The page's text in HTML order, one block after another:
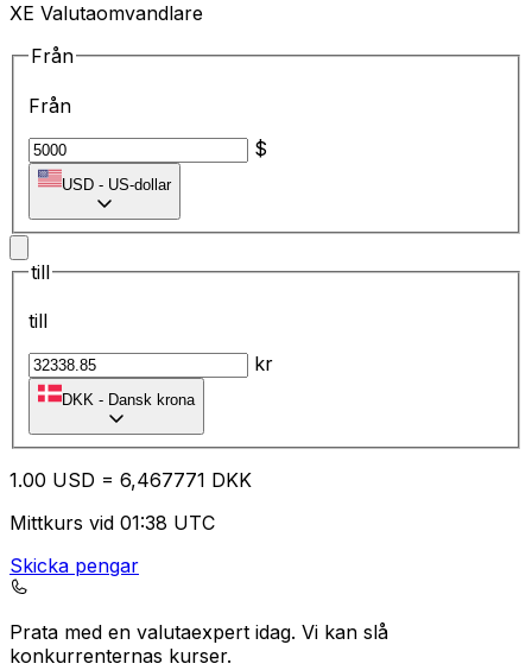
XE Valutaomvandlare
Från
Från
$
USD - US-dollar
till
till
kr
DKK - Dansk krona
1.00 USD = 6,467771 DKK
Mittkurs vid 01:38 UTC
Skicka pengar
Prata med en valutaexpert idag. Vi kan slå
konkurrenternas kurser.